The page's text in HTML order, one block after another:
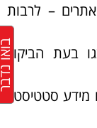
– לרבות
בעת הביקור
סטטיסטי,